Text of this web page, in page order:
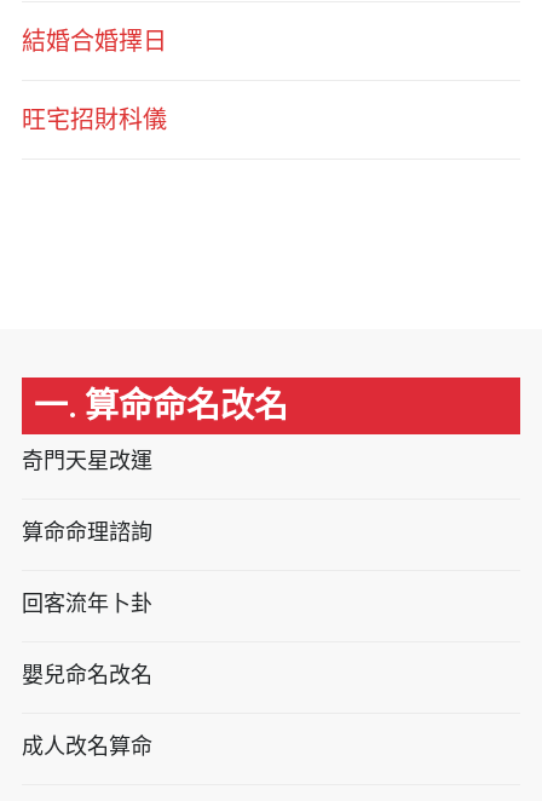
結婚合婚擇日
旺宅招財科儀
一. 算命命名改名
奇門天星改運
算命命理諮詢
回客流年卜卦
嬰兒命名改名
成人改名算命